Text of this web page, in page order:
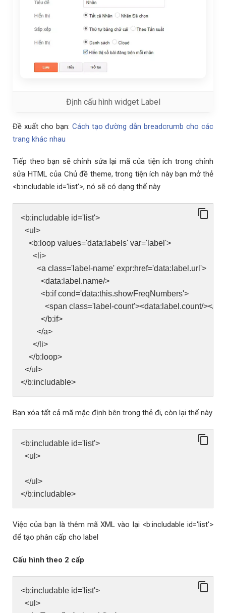
Định cấu hình widget Label
Đề xuất cho bạn: Cách tạo đường dẫn breadcrumb cho các
trang khác nhau
Tiếp theo bạn sẽ chỉnh sửa lại mã của tiện ích trong chỉnh
sửa HTML của Chủ đề theme, trong tiện ích này bạn mở thẻ
<b:includable id='list'>, nó sẽ có dạng thế này
<b:includable id='list'>
<ul>
<b:loop values='data:labels' var='label'>
<li>
<a class='label-name' expr:href='data:label.url'>
<data:label.name/>
<b:if cond='data:this.showFreqNumbers'>
<span class='label-count'><data:label.count/></
</b:if>
</a>
</li>
</b:loop>
</ul>
</b:includable>
Bạn xóa tất cả mã mặc định bên trong thẻ đi, còn lại thế này
<b:includable id='list'>
<ul>
</ul>
</b:includable>
Việc của bạn là thêm mã XML vào lại <b:includable id='list'>
để tạo phân cấp cho label
Cấu hình theo 2 cấp
<b:includable id='list'>
<ul>